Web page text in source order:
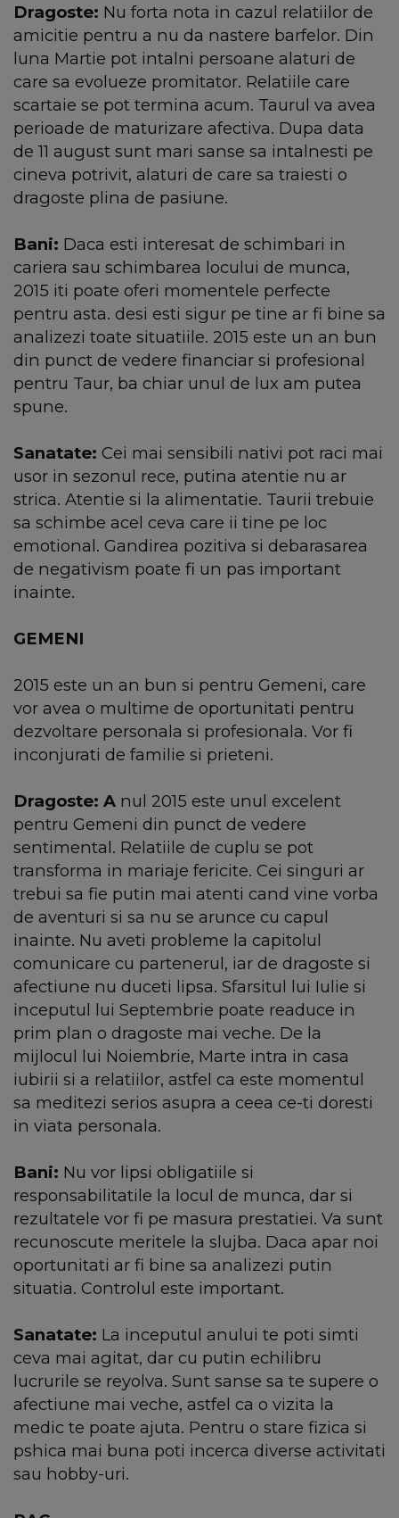
Dragoste: Nu forta nota in cazul relatiilor de
amicitie pentru a nu da nastere barfelor. Din
luna Martie pot intalni persoane alaturi de
care sa evolueze promitator. Relatiile care
scartaie se pot termina acum. Taurul va avea
perioade de maturizare afectiva. Dupa data
de 11 august sunt mari sanse sa intalnesti pe
cineva potrivit, alaturi de care sa traiesti o
dragoste plina de pasiune.
Bani: Daca esti interesat de schimbari in
cariera sau schimbarea locului de munca,
2015 iti poate oferi momentele perfecte
pentru asta. desi esti sigur pe tine ar fi bine sa
analizezi toate situatiile. 2015 este un an bun
din punct de vedere financiar si profesional
pentru Taur, ba chiar unul de lux am putea
spune.
Sanatate: Cei mai sensibili nativi pot raci mai
usor in sezonul rece, putina atentie nu ar
strica. Atentie si la alimentatie. Taurii trebuie
sa schimbe acel ceva care ii tine pe loc
emotional. Gandirea pozitiva si debarasarea
de negativism poate fi un pas important
inainte.
GEMENI
2015 este un an bun si pentru Gemeni, care
vor avea o multime de oportunitati pentru
dezvoltare personala si profesionala. Vor fi
inconjurati de familie si prieteni.
Dragoste: A nul 2015 este unul excelent
pentru Gemeni din punct de vedere
sentimental. Relatiile de cuplu se pot
transforma in mariaje fericite. Cei singuri ar
trebui sa fie putin mai atenti cand vine vorba
de aventuri si sa nu se arunce cu capul
inainte. Nu aveti probleme la capitolul
comunicare cu partenerul, iar de dragoste si
afectiune nu duceti lipsa. Sfarsitul lui Iulie si
inceputul lui Septembrie poate readuce in
prim plan o dragoste mai veche. De la
mijlocul lui Noiembrie, Marte intra in casa
iubirii si a relatiilor, astfel ca este momentul
sa meditezi serios asupra a ceea ce-ti doresti
in viata personala.
Bani: Nu vor lipsi obligatiile si
responsabilitatile la locul de munca, dar si
rezultatele vor fi pe masura prestatiei. Va sunt
recunoscute meritele la slujba. Daca apar noi
oportunitati ar fi bine sa analizezi putin
situatia. Controlul este important.
Sanatate: La inceputul anului te poti simti
ceva mai agitat, dar cu putin echilibru
lucrurile se reyolva. Sunt sanse sa te supere o
afectiune mai veche, astfel ca o vizita la
medic te poate ajuta. Pentru o stare fizica si
pshica mai buna poti incerca diverse activitati
sau hobby-uri.